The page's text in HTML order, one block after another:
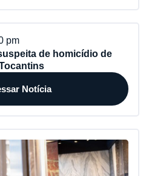
pm
de homicídio de
Notícia